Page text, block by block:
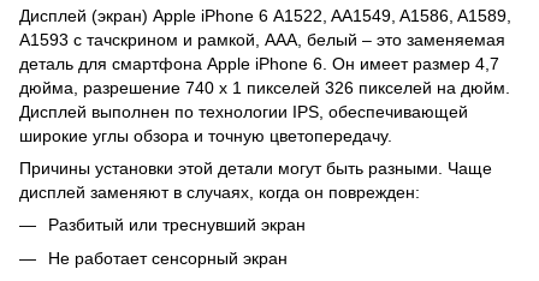
Дисплей (экран) Apple iPhone 6 A1522, AA1549, A1586, A1589,
A1593 с тачскрином и рамкой, AAA, белый – это заменяемая
деталь для смартфона Apple iPhone 6. Он имеет размер 4,7
дюйма, разрешение 740 x 1 пикселей 326 пикселей на дюйм.
Дисплей выполнен по технологии IPS, обеспечивающей
широкие углы обзора и точную цветопередачу.
Причины установки этой детали могут быть разными. Чаще
дисплей заменяют в случаях, когда он поврежден:
Разбитый или треснувший экран
Не работает сенсорный экран